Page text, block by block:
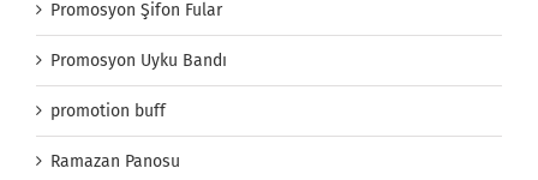
Promosyon Şifon Fular
Promosyon Uyku Bandı
promotion buff
Ramazan Panosu